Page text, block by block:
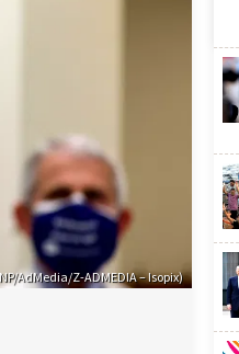
AdMedia/Z-ADMEDIA – Isopix)